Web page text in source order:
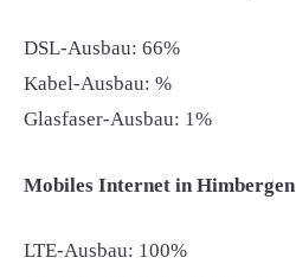
DSL-Ausbau: 66%
Kabel-Ausbau: %
Glasfaser-Ausbau: 1%
Mobiles Internet in Himbergen
LTE-Ausbau: 100%